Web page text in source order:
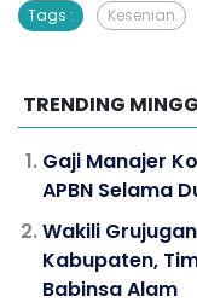
Tags : Kesenian
TRENDING
Gaji Manajer
APBN Selama
Wakili
Kabupaten,
Babinsa Alam